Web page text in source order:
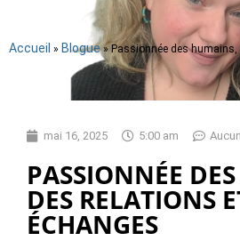
Accueil » Blogue» Passionnée des
mai 16, 2025 5:00 am
PASSIONNÉE
DES RELATIONS
ÉCHANGES